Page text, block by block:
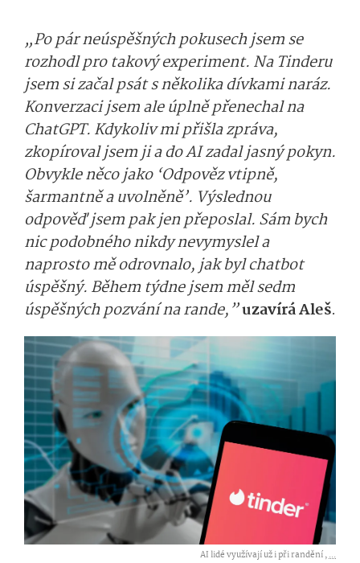
„Po pár neúspěšných pokusech jsem se
rozhodl pro takový experiment. Na Tinderu
jsem si začal psát s několika dívkami naráz.
Konverzaci jsem ale úplně přenechal na
ChatGPT. Kdykoliv mi přišla zpráva,
zkopíroval jsem ji a do AI zadal jasný pokyn.
Obvykle něco jako ‘Odpověz vtipně,
šarmantně a uvolněně’. Výslednou
odpověď jsem pak jen přeposlal. Sám bych
nic podobného nikdy nevymyslel a
naprosto mě odrovnalo, jak byl chatbot
úspěšný. Během týdne jsem měl sedm
úspěšných pozvání na rande,”uzavírá Aleš.
AI lidé využívají už i při randění ,...